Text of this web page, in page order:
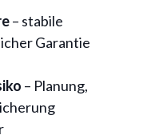
– stabile
Garantie
– Planung,